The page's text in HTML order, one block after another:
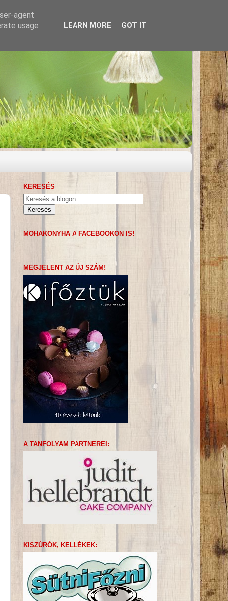
KERESÉS
MOHAKONYHA A FACEBOOKON IS!
MEGJELENT AZ ÚJ SZÁM!
A TANFOLYAM PARTNEREI:
KISZÚRÓK, KELLÉKEK:
agent
usage
LEARN MORE GOT IT